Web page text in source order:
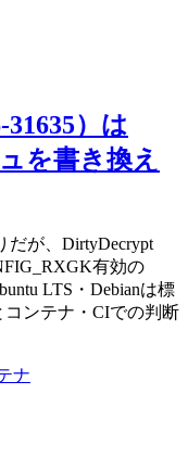
）は
を書き換え
だが、DirtyDecrypt
有効の
LTS・Debianは標
ンテナ・CIでの判断
ナ